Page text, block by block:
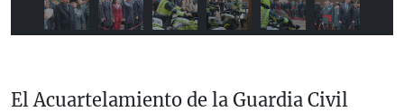
El Acuartelamiento de la Guardia Civil